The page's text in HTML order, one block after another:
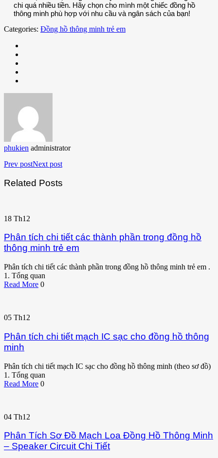
chi quá nhiều tiền. Hãy chọn cho mình một chiếc đồng hồ
thông minh phù hợp với nhu cầu và ngân sách của bạn!
Categories: Đồng hồ thông minh trẻ em
phukien administrator
Prev postNext post
Related Posts
18 Th12
Phân tích chi tiết các thành phần trong đồng hồ
thông minh trẻ em
Phân tích chi tiết các thành phần trong đồng hồ thông minh trẻ em .
1. Tổng quan
Read More 0
05 Th12
Phân tích chi tiết mạch IC sạc cho đồng hồ thông
minh
Phân tích chi tiết mạch IC sạc cho đồng hồ thông minh (theo sơ đồ)
1. Tổng quan
Read More 0
04 Th12
Phân Tích Sơ Đồ Mạch Loa Đồng Hồ Thông Minh
– Speaker Circuit Chi Tiết